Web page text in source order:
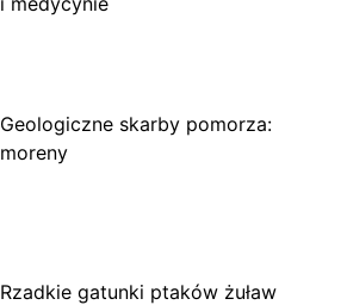
Geologiczne skarby pomorza:
moreny
Rzadkie gatunki ptaków żuław